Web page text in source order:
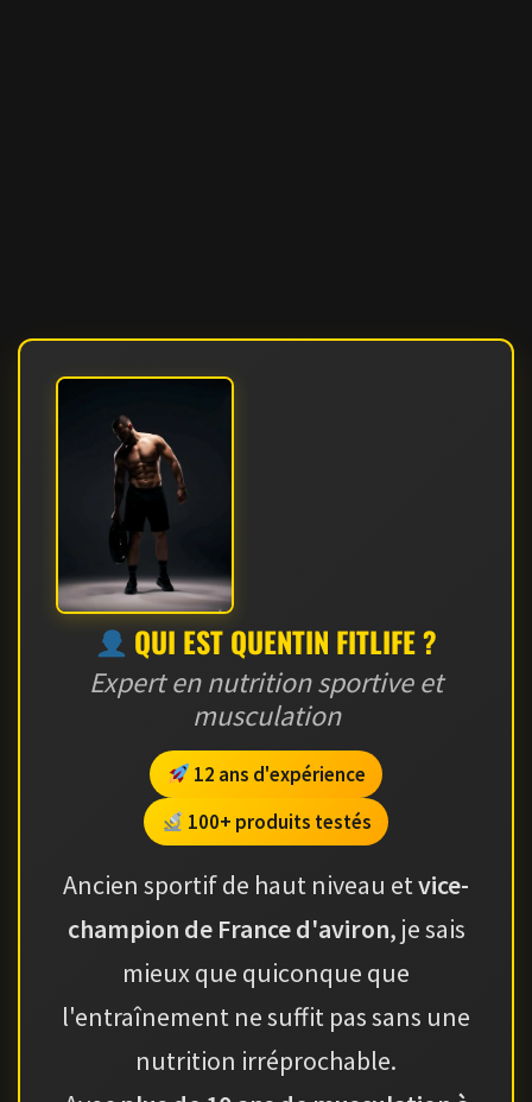
QUI EST QUENTIN FITLIFE ?
Expert en nutrition sportive et
musculation
12 ans d'expérience
100+ produits testés
Ancien sportif de haut niveau etvice-
champion de France d'aviron, je sais
mieux que quiconque que
l'entraînement ne suffit pas sans une
nutrition irréprochable.